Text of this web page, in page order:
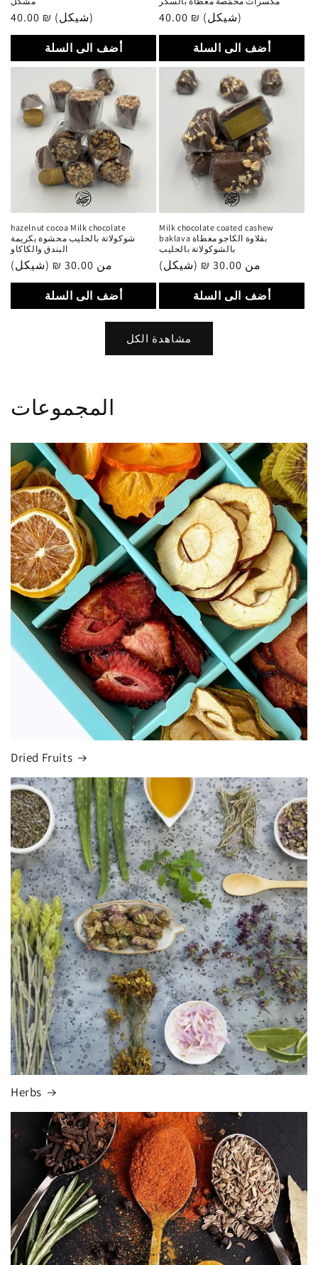
سعر
عادي
40.00 ₪ (شيكل)
أضف الى السلة
سعر
عادي
40.00 ₪ (شيكل)
أضف الى السلة
hazelnut cocoa Milk chocolate
شوكولاتة بالحليب محشوة بكريمة
البندق والكاكاو
سعر
عادي
من 30.00 ₪ (شيكل)
أضف الى السلة
Milk chocolate coated cashew
baklava بقلاوة الكاجو مغطاة
بالشوكولاتة بالحليب
سعر
عادي
من 30.00 ₪ (شيكل)
أضف الى السلة
مشاهدة الكل
المجموعات
Dried Fruits
Herbs